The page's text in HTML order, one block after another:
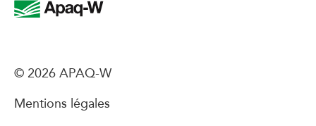
© 2026 APAQ-W
Mentions légales